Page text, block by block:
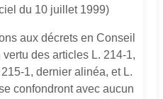
du 10 juillet 1999)
aux décrets en Conseil
vertu des articles L. 214-1,
1, dernier alinéa, et L.
confondront avec aucun